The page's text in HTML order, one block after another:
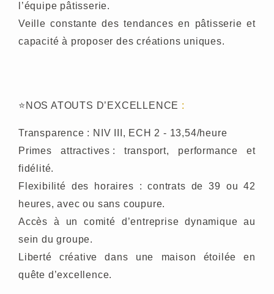
l’équipe pâtisserie.
Veille constante des tendances en pâtisserie et
capacité à proposer des créations uniques.
⭐ NOS ATOUTS D’EXCELLENCE :
Transparence : NIV III, ECH 2 - 13,54/heure
Primes attractives : transport, performance et
fidélité.
Flexibilité des horaires : contrats de 39 ou 42
heures, avec ou sans coupure.
Accès à un comité d’entreprise dynamique au
sein du groupe.
Liberté créative dans une maison étoilée en
quête d’excellence.